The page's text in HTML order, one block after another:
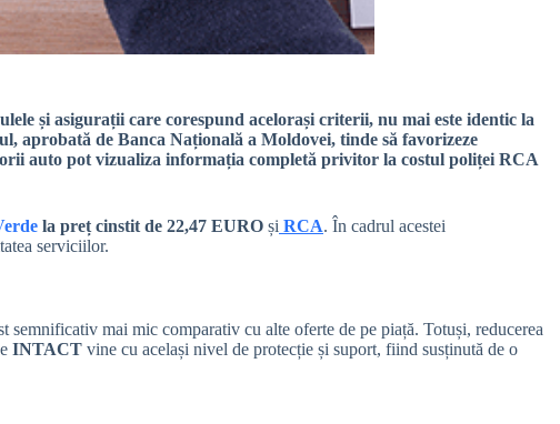
și asigurații care corespund acelorași criterii, nu mai este identic la
aprobată de Banca Națională a Moldovei, tinde să favorizeze
auto pot vizualiza informația completă privitor la costul poliței RCA
la preț cinstit de 22,47 EURO și RCA. În cadrul acestei
serviciilor.
semnificativ mai mic comparativ cu alte oferte de pe piață. Totuși, reducerea
INTACT vine cu același nivel de protecție și suport, fiind susținută de o